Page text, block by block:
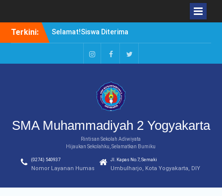
Terkini:
Selamat!Siswa Diterima
PTN Jalur SBMPTN 2020
Borong Prestasi. Agung
Setiwan, Kuliah di Luar
Duduki Peringkat Pertama
Rangking Pararel IPA
InstagramFacebookTwitter
SMA Muhammadiyah 2 Yogyakarta
Rintisan Sekolah Adiwiyata
Hijaukan Sekolahku, Selamatkan Bumiku
(0274) 540937
Nomor Layanan Humas
Jl. Kapas No.7, Semaki
Umbulharjo, Kota Yogyakarta, DIY